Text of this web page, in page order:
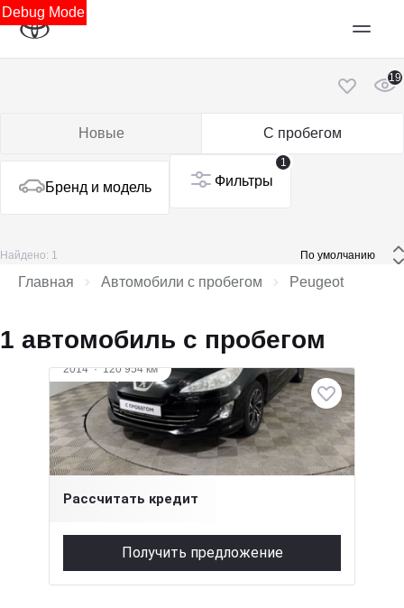
Debug Mode
19
Новые С пробегом
Бренд и модель
1
Фильтры
Найдено: 1
Главная Автомобили с пробегом Peugeot
1 автомобиль с пробегом
2014·120 954 км
Peugeot 408
1.6 л (115 л.с.), МКПП, бензин, передний
530 000 ₽
Рассчитать кредит
Получить предложение